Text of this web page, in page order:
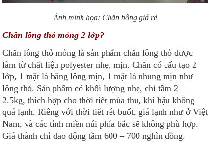
Ảnh minh họa: Chăn bông giá rẻ
Chăn lông thỏ mỏng 2 lớp?
Chăn lông thỏ mỏng là sản phẩm chăn lông thỏ được
làm từ chất liệu polyester nhẹ, mịn. Chăn có cấu tạo 2
lớp, 1 mặt là băng lông mịn, 1 mặt là nhung mịn như
lông thỏ. Sản phẩm có khối lượng nhẹ, chỉ tầm 2 –
2.5kg, thích hợp cho thời tiết mùa thu, khí hậu không
quá lạnh. Riêng với thời tiết rét buốt, giá lạnh như ở Việt
Nam, và các tỉnh miền núi phía bắc sẽ không phù hợp.
Giá thành chỉ dao động tầm 600 – 700 nghìn đồng.